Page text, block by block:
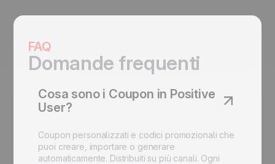
FAQ
Domande frequenti
Cosa sono i Coupon in Positive
User?
Coupon personalizzati e codici promozionali che
puoi creare, importare o generare
automaticamente. Distribuiti su più canali. Ogni